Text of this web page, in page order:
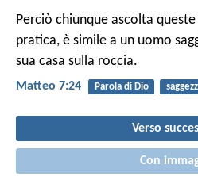
Perciò chiunque ascolta
pratica, è simile a un uomo
sua casa sulla roccia.
Matteo 7:24 Parola di Dio
Verso
Con